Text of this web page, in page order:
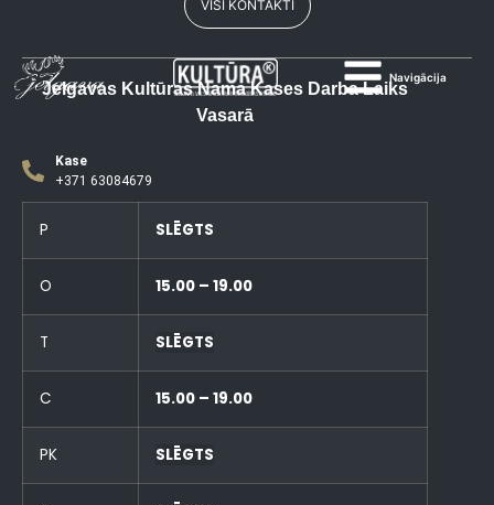
Navigācija
VISI KONTAKTI
Jelgavas Kultūras Nama Kases Darba Laiks
Vasarā
Kase
+371 63084679
P SLĒGTS
O 15.00 – 19.00
T SLĒGTS
C 15.00 – 19.00
PK SLĒGTS